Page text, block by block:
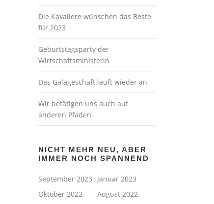
Die Kavaliere wünschen das Beste
für 2023
Geburtstagsparty der
Wirtschaftsministerin
Das Galageschäft läuft wieder an
Wir betätigen uns auch auf
anderen Pfaden
NICHT MEHR NEU, ABER
IMMER NOCH SPANNEND
September 2023
Januar 2023
Oktober 2022
August 2022